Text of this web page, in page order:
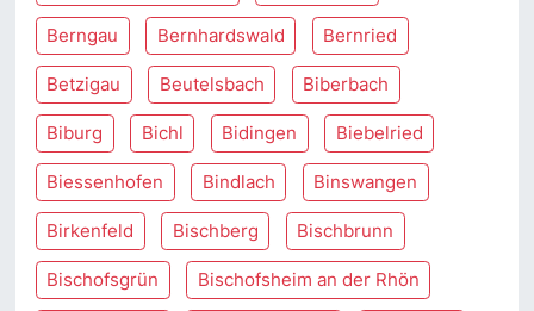
Berngau Bernhardswald Bernried
Betzigau Beutelsbach Biberbach
Biburg Bichl Bidingen Biebelried
Biessenhofen Bindlach Binswangen
Birkenfeld Bischberg Bischbrunn
Bischofsgrün Bischofsheim an der Rhön